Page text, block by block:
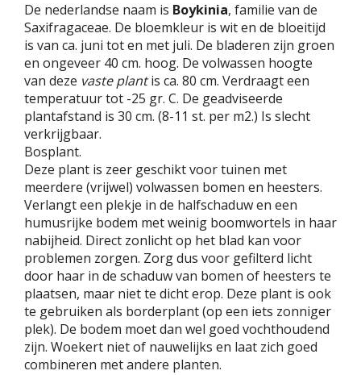
De nederlandse naam is Boykinia, familie van de
Saxifragaceae. De bloemkleur is wit en de bloeitijd
is van ca. juni tot en met juli. De bladeren zijn groen
en ongeveer 40 cm. hoog. De volwassen hoogte
van deze vaste plantis ca. 80 cm. Verdraagt een
temperatuur tot -25 gr. C. De geadviseerde
plantafstand is 30 cm. (8-11 st. per m2.) Is slecht
verkrijgbaar.
Bosplant.
Deze plant is zeer geschikt voor tuinen met
meerdere (vrijwel) volwassen bomen en heesters.
Verlangt een plekje in de halfschaduw en een
humusrijke bodem met weinig boomwortels in haar
nabijheid. Direct zonlicht op het blad kan voor
problemen zorgen. Zorg dus voor gefilterd licht
door haar in de schaduw van bomen of heesters te
plaatsen, maar niet te dicht erop. Deze plant is ook
te gebruiken als borderplant (op een iets zonniger
plek). De bodem moet dan wel goed vochthoudend
zijn. Woekert niet of nauwelijks en laat zich goed
combineren met andere planten.